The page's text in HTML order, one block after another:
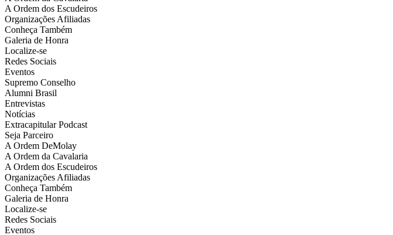
A Ordem dos Escudeiros
Organizações Afiliadas
Conheça Também
Galeria de Honra
Localize-se
Redes Sociais
Eventos
Supremo Conselho
Alumni Brasil
Entrevistas
Notícias
Extracapitular Podcast
Seja Parceiro
A Ordem DeMolay
A Ordem da Cavalaria
A Ordem dos Escudeiros
Organizações Afiliadas
Conheça Também
Galeria de Honra
Localize-se
Redes Sociais
Eventos